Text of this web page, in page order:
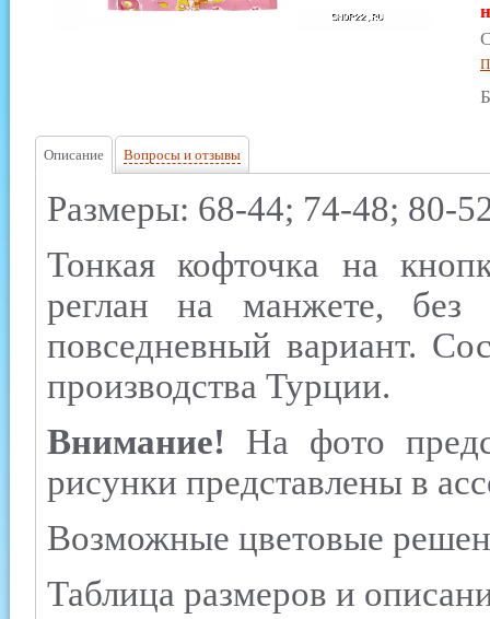
Описание Вопросы и отзывы
Размеры: 68-44; 74-48; 80-
Тонкая кофточка на
реглан на манжете, без
повседневный вариант.
производства Турции.
Внимание! На фото
рисунки представлены в
Возможные цветовые
Таблица размеров и